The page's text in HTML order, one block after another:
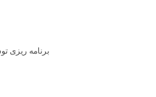
برنامه ریزی